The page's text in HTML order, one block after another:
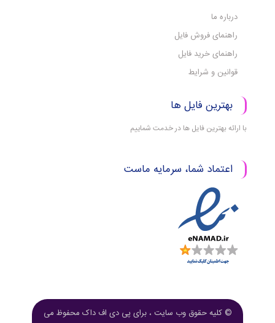
درباره ما
راهنمای فروش فایل
راهنمای خرید فایل
قوانین و شرایط
بهترین فایل ها
با ارائه بهترین فایل ها در خدمت شماییم
اعتماد شما، سرمایه ماست
© کلیه حقوق وب سایت ، برای پی دی اف داک محفوظ می